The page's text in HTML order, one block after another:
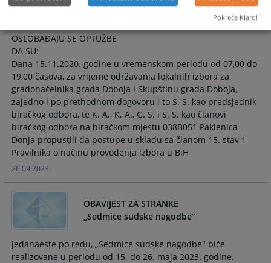
krivično djelo izborna prevara iz člana
222. Krivičnog zakonika Republike Srpske.
OSLOBAĐAJU SE OPTUŽBE
DA SU:
Dana 15.11.2020. godine u vremenskom periodu od 07,00 do
19,00 časova, za vrijeme održavanja lokalnih izbora za
gradonačelnika grada Doboja i Skupštinu grada Doboja,
zajedno i po prethodnom dogovoru i to S. S. kao predsjednik
biračkog odbora, te K. A., K. A., G. S. i S. S. kao članovi
biračkog odbora na biračkom mjestu 038B051 Paklenica
Donja propustili da postupe u skladu sa članom 15. stav 1
Pravilnika o načinu provođenja izbora u BiH
26.09.2023.
OBAVIJEST ZA STRANKE
„Sedmice sudske nagodbe“
Jedanaeste po redu, „Sedmice sudske nagodbe" biće
realizovane u periodu od 15. do 26. maja 2023. godine.
Pokreće Klaro!